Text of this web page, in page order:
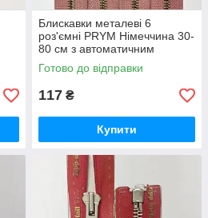
Блискавки металеві 6
роз'ємні PRYM Німеччина 30-
80 см з автоматичним
фіксатором різні кольори
Готово до відправки
117 ₴
Купити